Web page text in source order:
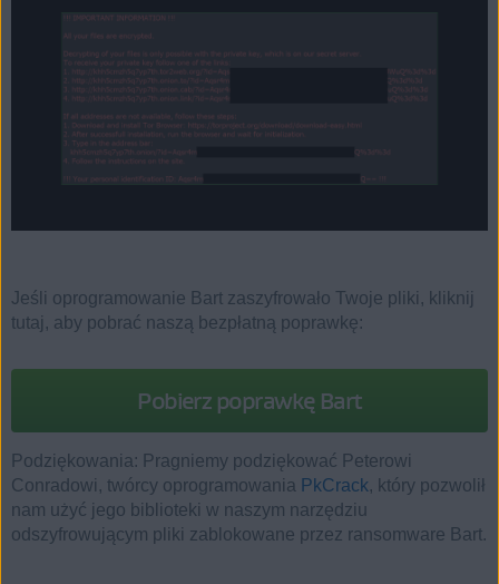
Jeśli oprogramowanie Bart zaszyfrowało Twoje pliki, kliknij
tutaj, aby pobrać naszą bezpłatną poprawkę:
Pobierz poprawkę Bart
Podziękowania: Pragniemy podziękować Peterowi
Conradowi, twórcy oprogramowania PkCrack, który pozwolił
nam użyć jego biblioteki w naszym narzędziu
odszyfrowującym pliki zablokowane przez ransomware Bart.